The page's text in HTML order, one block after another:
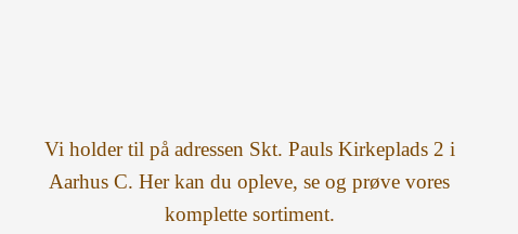
Vi holder til på adressen Skt. Pauls Kirkeplads 2 i
Aarhus C. Her kan du opleve, se og prøve vores
komplette sortiment.